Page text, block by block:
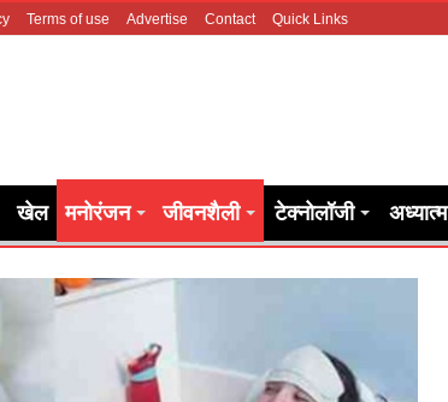
Terms of use Advertise Contact Quick Links
खेल मनोरंजन जीवनशैली टेक्नोलॉजी अध्यात्म